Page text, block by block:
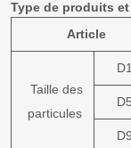
Type de produits
Article
Taille des
particules